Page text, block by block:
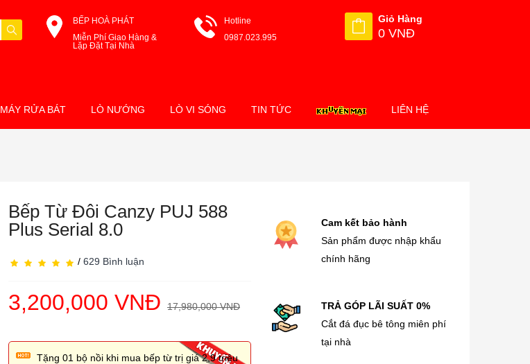
BẾP HOÀ PHÁT
Miễn Phí Giao Hàng &
Lặp Đặt Tại Nhà
Hotline
0987.023.995
Giỏ Hàng
0 VNĐ
MÁY RỬA BÁT LÒ NƯỚNG LÒ VI SÓNG TIN TỨC LIÊN HỆ
Bếp Từ Đôi Canzy PUJ 588
Plus Serial 8.0
/ 629 Bình luận
3,200,000 VNĐ 17,980,000 VNĐ
Tặng 01 bộ nồi khi mua bếp từ trị giá 2,̣9 triệu
Cam kết bảo hành
Sản phẩm được nhập khẩu
chính hãng
TRẢ GÓP LÃI SUẤT 0%
Cắt đá đục bê tông miên phí
tại nhà